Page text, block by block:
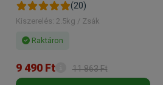
(20)
Kiszerelés: 2.5kg / Zsák
Raktáron
9 490 Ft 11 863 Ft